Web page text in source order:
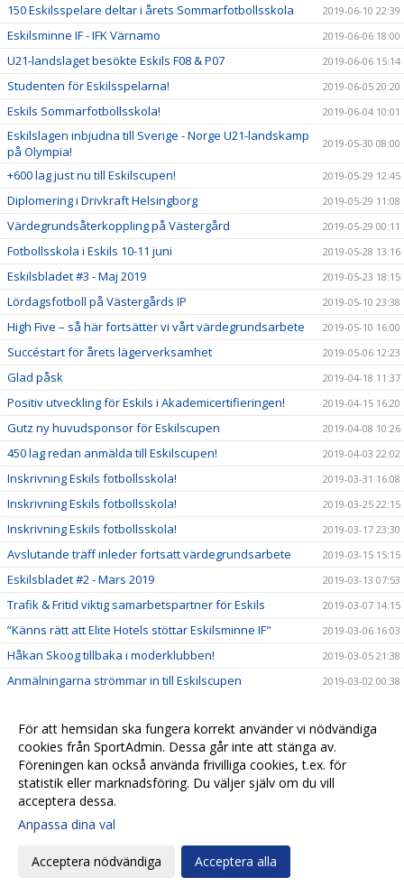
150 Eskilsspelare deltar i årets Sommarfotbollsskola 2019-06-10 22:39
Eskilsminne IF - IFK Värnamo 2019-06-06 18:00
U21-landslaget besökte Eskils F08 & P07 2019-06-06 15:14
Studenten för Eskilsspelarna! 2019-06-05 20:20
Eskils Sommarfotbollsskola! 2019-06-04 10:01
Eskilslagen inbjudna till Sverige - Norge U21-landskamp
på Olympia!
2019-05-30 08:00
+600 lag just nu till Eskilscupen! 2019-05-29 12:45
Diplomering i Drivkraft Helsingborg 2019-05-29 11:08
Värdegrundsåterkoppling på Västergård 2019-05-29 00:11
Fotbollsskola i Eskils 10-11 juni 2019-05-28 13:16
Eskilsbladet #3 - Maj 2019 2019-05-23 18:15
Lördagsfotboll på Västergårds IP 2019-05-10 23:38
High Five – så här fortsätter vi vårt värdegrundsarbete 2019-05-10 16:00
Succéstart för årets lägerverksamhet 2019-05-06 12:23
Glad påsk 2019-04-18 11:37
Positiv utveckling för Eskils i Akademicertifieringen! 2019-04-15 16:20
Gutz ny huvudsponsor för Eskilscupen 2019-04-08 10:26
450 lag redan anmälda till Eskilscupen! 2019-04-03 22:02
Inskrivning Eskils fotbollsskola! 2019-03-31 16:08
Inskrivning Eskils fotbollsskola! 2019-03-25 22:15
Inskrivning Eskils fotbollsskola! 2019-03-17 23:30
Avslutande träff inleder fortsatt värdegrundsarbete 2019-03-15 15:15
Eskilsbladet #2 - Mars 2019 2019-03-13 07:53
Trafik & Fritid viktig samarbetspartner för Eskils 2019-03-07 14:15
”Känns rätt att Elite Hotels stöttar Eskilsminne IF" 2019-03-06 16:03
Håkan Skoog tillbaka i moderklubben! 2019-03-05 21:38
Anmälningarna strömmar in till Eskilscupen 2019-03-02 00:38
Market Insight värdefull samarbetspartner 2019-02-27 08:20
Kansliet stängt tisdag 26/2 2019-02-26 08:27
Biljetter till Svenska Cupen! 2019-02-22 21:00
En ny styrelseledamot när Eskils höll årsmöte
Kallelse till årsmöte 21/2 på Elite Hotel Mollberg
Tisdag 12/2 är kansliet stängt!
Spelarträffar inom High Five ger en gemensam syn från
För att hemsidan ska fungera korrekt använder vi nödvändiga
cookies från SportAdmin. Dessa går inte att stänga av.
Föreningen kan också använda frivilliga cookies, t.ex. för
statistik eller marknadsföring. Du väljer själv om du vill
acceptera dessa.
Anpassa dina val
Acceptera nödvändiga Acceptera alla